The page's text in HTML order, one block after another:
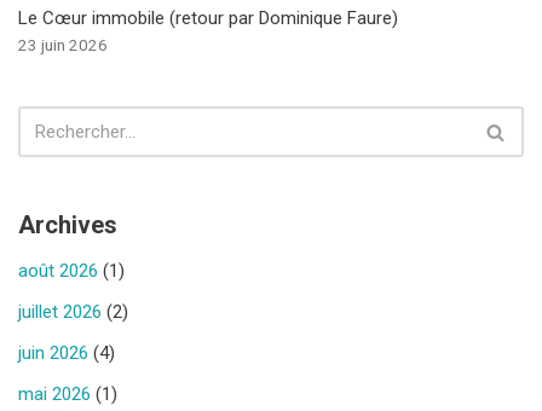
Le Cœur immobile (retour par Dominique Faure)
23 juin 2026
Archives
août 2026 (1)
juillet 2026 (2)
juin 2026 (4)
mai 2026 (1)